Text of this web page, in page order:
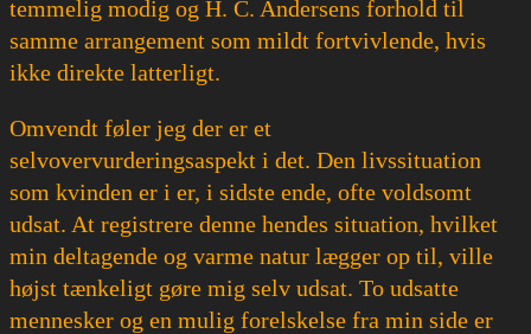
temmelig modig og H. C. Andersens forhold til
samme arrangement som mildt fortvivlende, hvis
ikke direkte latterligt.
Omvendt føler jeg der er et
selvovervurderingsaspekt i det. Den livssituation
som kvinden er i er, i sidste ende, ofte voldsomt
udsat. At registrere denne hendes situation, hvilket
min deltagende og varme natur lægger op til, ville
højst tænkeligt gøre mig selv udsat. To udsatte
mennesker og en mulig forelskelse fra min side er